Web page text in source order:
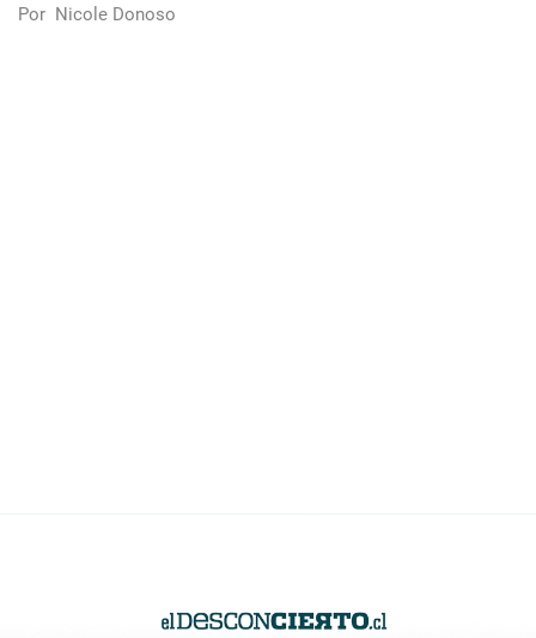
Por Nicole Donoso